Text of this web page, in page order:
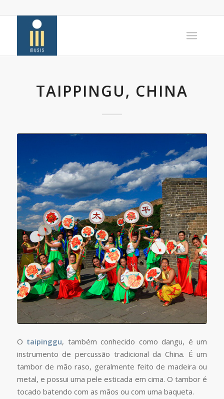
TAIPPINGU, CHINA
O taipinggu, também conhecido como dangu, é um
instrumento de percussão tradicional da China. É um
tambor de mão raso, geralmente feito de madeira ou
metal, e possui uma pele esticada em cima. O tambor é
tocado batendo com as mãos ou com uma baqueta.